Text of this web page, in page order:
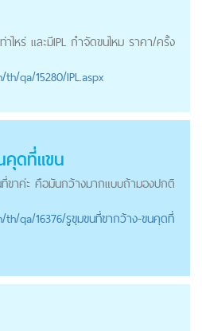
าไหร่ และมีIPL กำจัดขนไหม ราคา/ครั้ง
/th/qa/15280/IPL.aspx
คุดที่แขน
ขาค่ะ คือมันกว้างมากแบบถ้ามองปกติ
/th/qa/16376/รูขุมขนที่ขากว้าง-ขนคุดที่